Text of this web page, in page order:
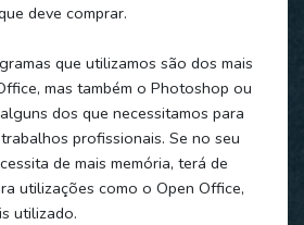
deve comprar.
que utilizamos são dos mais
mas também o Photoshop ou
dos que necessitamos para
profissionais. Se no seu
de mais memória, terá de
utilizações como o Open Office,
utilizado.